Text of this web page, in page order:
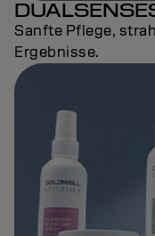
Sanfte Pflege,
Ergebnisse.